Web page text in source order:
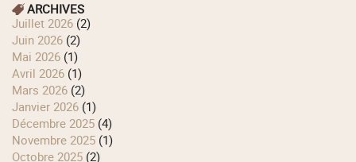
ARCHIVES
juillet 2026 (2)
juin 2026 (2)
mai 2026 (1)
avril 2026 (1)
mars 2026 (2)
janvier 2026 (1)
décembre 2025 (4)
novembre 2025 (1)
octobre 2025 (2)